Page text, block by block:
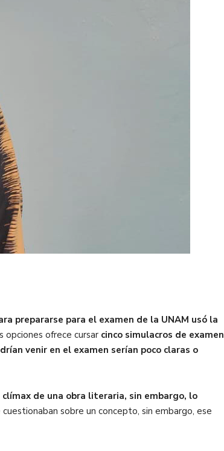
prepararse para el examen de la UNAM usó la
opciones ofrece cursar cinco simulacros de examen
venir en el examen serían poco claras o
de una obra literaria, sin embargo, lo
sobre un concepto, sin embargo, ese